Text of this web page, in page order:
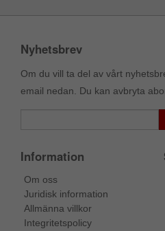
Nyhetsbrev
Om du vill ta del av vårt
email nedan. Du kan avbryta
Information
Om oss
Juridisk information
Allmänna villkor
Integritetspolicy